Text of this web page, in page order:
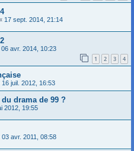
17 sept. 2014, 21:14
06 avr. 2014, 10:23
1 2 3 4
16 juil. 2012, 16:53
drama de 99 ?
2012, 19:55
03 avr. 2011, 08:58